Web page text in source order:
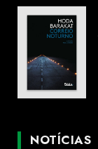
NOTÍCIAS